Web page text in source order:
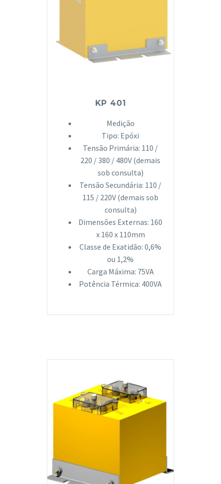
KP 401
Medição
Tipo: Epóxi
Tensão Primária: 110 /
220 / 380 / 480V (demais
sob consulta)
Tensão Secundária: 110 /
115 / 220V (demais sob
consulta)
Dimensões Externas: 160
x 160 x 110mm
Classe de Exatidão: 0,6%
ou 1,2%
Carga Máxima: 75VA
Potência Térmica: 400VA